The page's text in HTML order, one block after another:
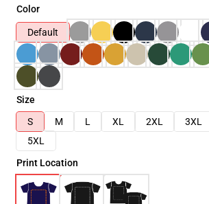
Color
Default
Size
S
M L XL 2XL 3XL
5XL
Print Location